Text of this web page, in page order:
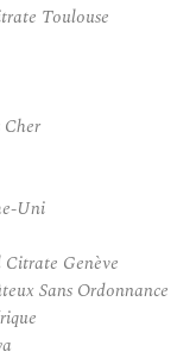
Toulouse
Uni
Genève
Sans Ordonnance